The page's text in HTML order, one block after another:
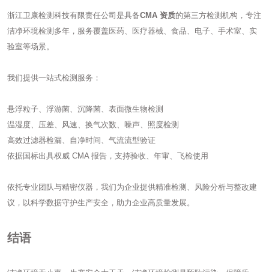
浙江卫康检测科技有限责任公司是具备CMA 资质的第三方检测机构，专注
洁净环境检测多年，服务覆盖医药、医疗器械、食品、电子、手术室、实
验室等场景。
我们提供一站式检测服务：
悬浮粒子、浮游菌、沉降菌、表面微生物检测
温湿度、压差、风速、换气次数、噪声、照度检测
高效过滤器检漏、自净时间、气流流型验证
依据国标出具权威 CMA 报告，支持验收、年审、飞检使用
依托专业团队与精密仪器，我们为企业提供精准检测、风险分析与整改建
议，以科学数据守护生产安全，助力企业高质量发展。
结语